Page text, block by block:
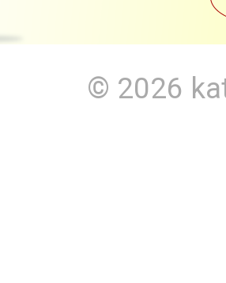
© 2026